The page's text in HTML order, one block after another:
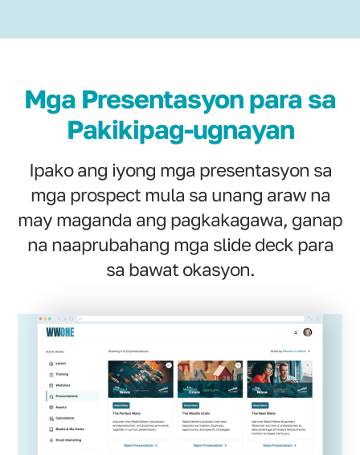
Mga Presentasyon para sa
Pakikipag-ugnayan
Ipako ang iyong mga presentasyon sa
mga prospect mula sa unang araw na
may maganda ang pagkakagawa, ganap
na naaprubahang mga slide deck para
sa bawat okasyon.